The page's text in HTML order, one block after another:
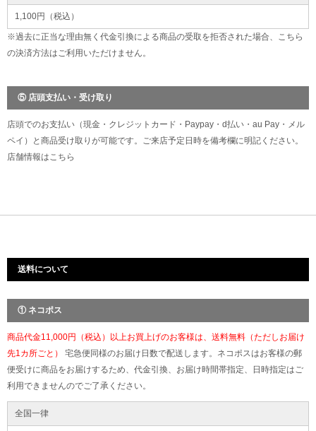
1,100円（税込）
※過去に正当な理由無く代金引換による商品の受取を拒否された場合、こちら
の決済方法はご利用いただけません。
⑤ 店頭支払い・受け取り
店頭でのお支払い（現金・クレジットカード・Paypay・d払い・au Pay・メル
ペイ）と商品受け取りが可能です。ご来店予定日時を備考欄に明記ください。
店舗情報はこちら
送料について
① ネコポス
商品代金11,000円（税込）以上お買上げのお客様は、送料無料（ただしお届け
先1カ所ごと） 宅急便同様のお届け日数で配送します。ネコポスはお客様の郵
便受けに商品をお届けするため、代金引換、お届け時間帯指定、日時指定はご
利用できませんのでご了承ください。
全国一律